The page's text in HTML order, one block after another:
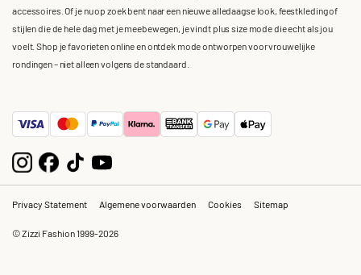
accessoires. Of je nu op zoek bent naar een nieuwe alledaagse look, feestkleding of
stijlen die de hele dag met je meebewegen, je vindt plus size mode die echt als jou
voelt. Shop je favorieten online en ontdek mode ontworpen voor vrouwelijke
rondingen – niet alleen volgens de standaard.
Privacy Statement Algemene voorwaarden Cookies Sitemap
© Zizzi Fashion 1999-2026